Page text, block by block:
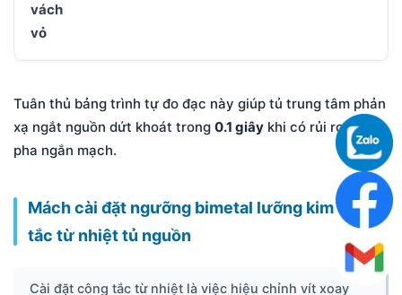
vách
vỏ
Tuân thủ bảng trình tự đo đạc này giúp tủ trung tâm phản
xạ ngắt nguồn dứt khoát trong 0.1 giây khi có rủi ro mất
pha ngắn mạch.
Mách cài đặt ngưỡng bimetal lưỡng kim công
tắc từ nhiệt tủ nguồn
Cài đặt công tắc từ nhiệt là việc hiệu chỉnh vít xoay